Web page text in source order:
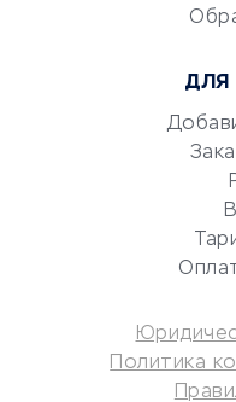
Юридические
Аудиторские
Бухгалтерия онлайн
Потребительские
Кредитные карты
ДЛЯ
Политика